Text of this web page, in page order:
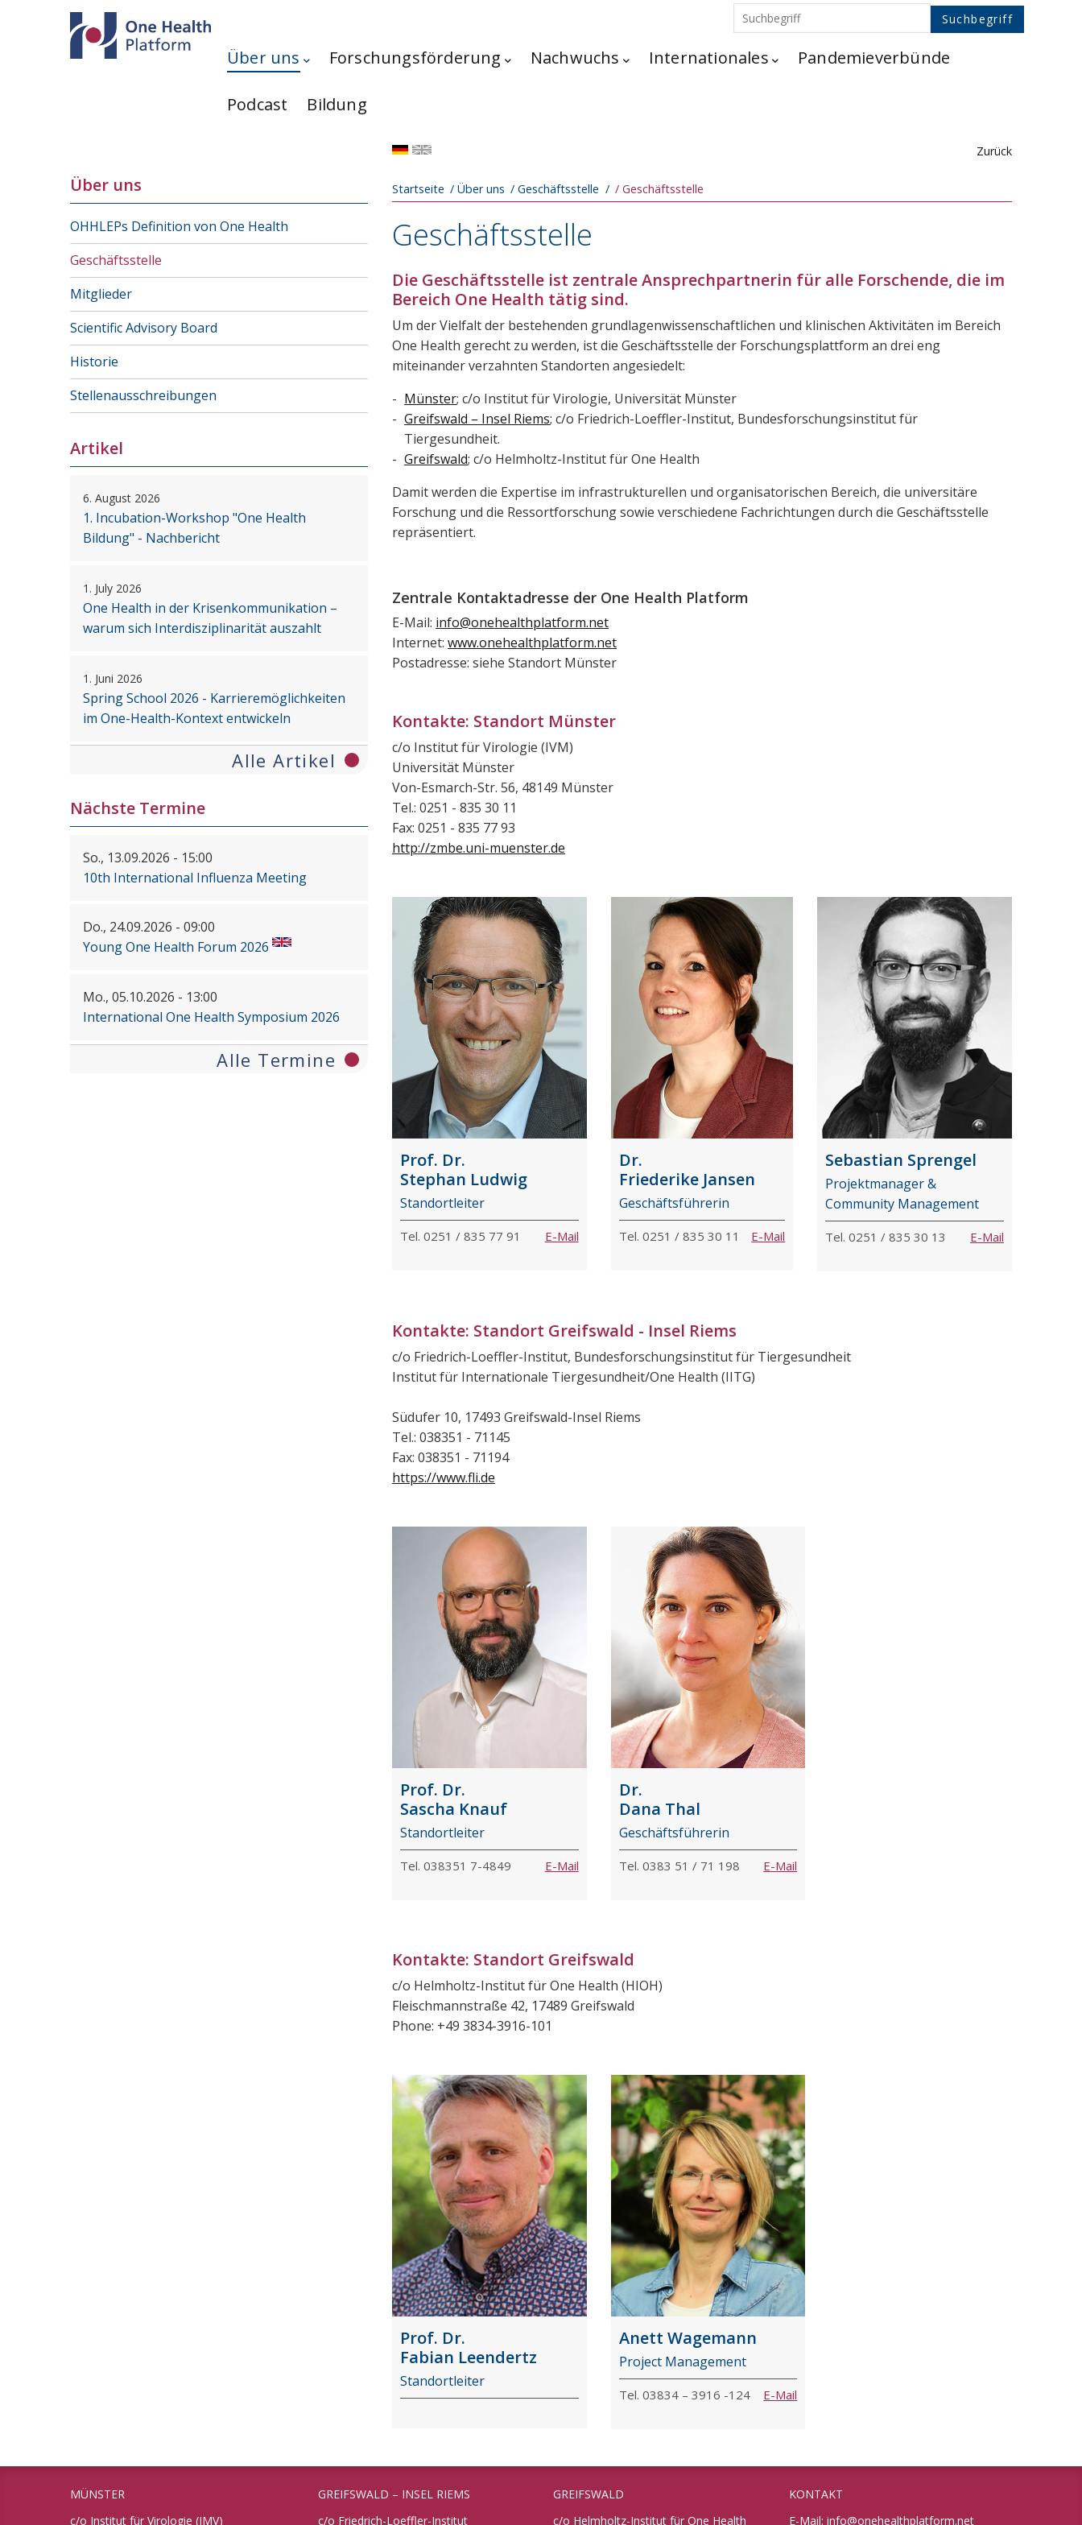
Direkt zum Inhalt
Über uns Forschungsförderung Nachwuchs Internationales Pandemieverbünde
Podcast Bildung
Zurück
Pfadnavigation
Startseite Über uns Geschäftsstelle Geschäftsstelle
Geschäftsstelle
Die Geschäftsstelle ist zentrale Ansprechpartnerin für alle Forschende, die im
Bereich One Health tätig sind.
Um der Vielfalt der bestehenden grundlagenwissenschaftlichen und klinischen Aktivitäten im Bereich
One Health gerecht zu werden, ist die Geschäftsstelle der Forschungsplattform an drei eng
miteinander verzahnten Standorten angesiedelt:
Münster; c/o Institut für Virologie, Universität Münster
Greifswald – Insel Riems; c/o Friedrich-Loeffler-Institut, Bundesforschungsinstitut für
Tiergesundheit.
Greifswald; c/o Helmholtz-Institut für One Health
Damit werden die Expertise im infrastrukturellen und organisatorischen Bereich, die universitäre
Forschung und die Ressortforschung sowie verschiedene Fachrichtungen durch die Geschäftsstelle
repräsentiert.
Zentrale Kontaktadresse der One Health Platform
E-Mail: info@onehealthplatform.net
Internet: www.onehealthplatform.net
Postadresse: siehe Standort Münster
Kontakte: Standort Münster
c/o Institut für Virologie (IVM)
Universität Münster
Von-Esmarch-Str. 56, 48149 Münster
Tel.: 0251 - 835 30 11
Fax: 0251 - 835 77 93
http://zmbe.uni-muenster.de
Prof. Dr.
Stephan Ludwig
Standortleiter
Tel. 0251 / 835 77 91 E-Mail
Dr.
Friederike Jansen
Geschäftsführerin
Tel. 0251 / 835 30 11 E-Mail
Sebastian Sprengel
Projektmanager &
Community Management
Tel. 0251 / 835 30 13 E-Mail
Kontakte: Standort Greifswald - Insel Riems
c/o Friedrich-Loeffler-Institut, Bundesforschungsinstitut für Tiergesundheit
Institut für Internationale Tiergesundheit/One Health (IITG)
Südufer 10, 17493 Greifswald-Insel Riems
Tel.: 038351 - 71145
Fax: 038351 - 71194
https://www.fli.de
Prof. Dr.
Sascha Knauf
Standortleiter
Tel. 038351 7-4849 E-Mail
Dr.
Dana Thal
Geschäftsführerin
Tel. 0383 51 / 71 198 E-Mail
Kontakte: Standort Greifswald
c/o Helmholtz-Institut für One Health (HIOH)
Fleischmannstraße 42, 17489 Greifswald
Phone: +49 3834-3916-101
Prof. Dr.
Fabian Leendertz
Standortleiter
Anett Wagemann
Project Management
Tel. 03834 – 3916 -124 E-Mail
Über uns
OHHLEPs Definition von One Health
Geschäftsstelle
Mitglieder
Scientific Advisory Board
Historie
Stellenausschreibungen
Artikel
6. August 2026
1. Incubation-Workshop "One Health
Bildung" - Nachbericht
1. July 2026
One Health in der Krisenkommunikation –
warum sich Interdisziplinarität auszahlt
1. Juni 2026
Spring School 2026 - Karrieremöglichkeiten
im One-Health-Kontext entwickeln
Alle Artikel
Nächste Termine
So., 13.09.2026 - 15:00
10th International Influenza Meeting
Do., 24.09.2026 - 09:00
Young One Health Forum 2026
Mo., 05.10.2026 - 13:00
International One Health Symposium 2026
Alle Termine
MÜNSTER
c/o Institut für Virologie (IMV)
GREIFSWALD – INSEL RIEMS
c/o Friedrich-Loeffler-Institut
GREIFSWALD
c/o Helmholtz-Institut für One Health
KONTAKT
E-Mail: info@onehealthplatform.net